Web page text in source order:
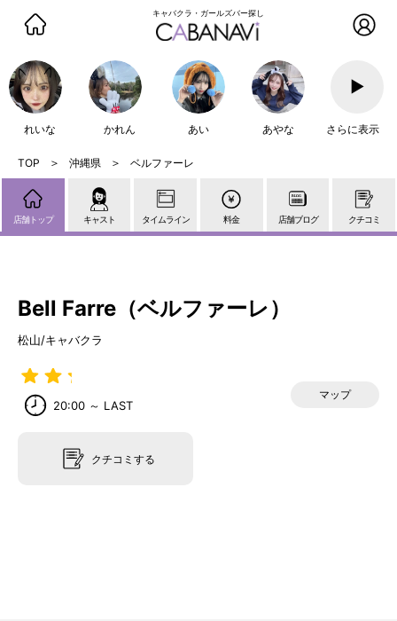
キャバクラ・ガールズバー探し
れいな かれん あい あやな
▶
さらに表示
沖縄県 ベルファーレ
Bell Farre（ベルファーレ）
松山/キャバクラ
20:00 ～ LAST
マップ
クチコミする
店舗トップ キャスト タイムライン 料金 店舗ブログ クチコミ